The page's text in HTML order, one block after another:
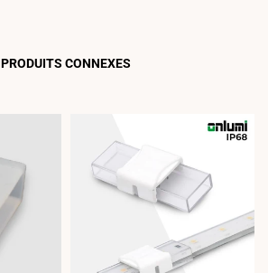
PRODUITS CONNEXES